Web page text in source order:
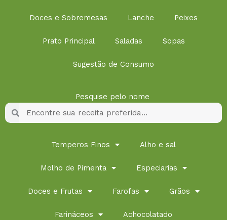
Doces e Sobremesas Lanche Peixes
Prato Principal Saladas Sopas
Sugestão de Consumo
Pesquise pelo nome
Pesquisar
Temperos Finos Alho e sal
Molho de Pimenta Especiarias
Doces e Frutas Farofas Grãos
Farináceos Achocolatado